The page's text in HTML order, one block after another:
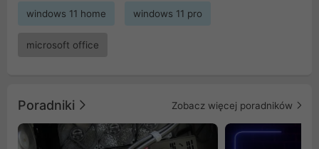
windows 11 home windows 11 pro
microsoft office
Poradniki Zobacz więcej poradników